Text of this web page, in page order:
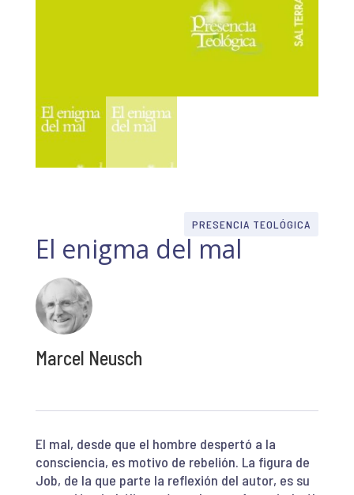
PRESENCIA TEOLÓGICA
El enigma del mal
Marcel Neusch
El mal, desde que el hombre despertó a la
consciencia, es motivo de rebelión. La figura de
Job, de la que parte la reflexión del autor, es su